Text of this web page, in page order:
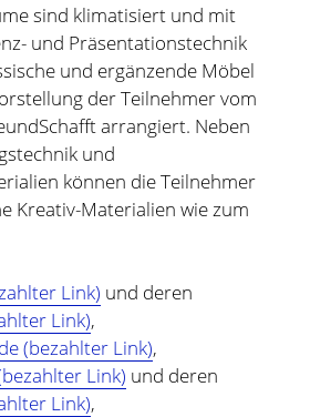
sind klimatisiert und mit
und Präsentationstechnik
und ergänzende Möbel
der Teilnehmer vom
arrangiert. Neben
und
können die Teilnehmer
Kreativ-Materialien wie zum
Link) und deren
Link),
(bezahlter Link),
Link) und deren
Link),